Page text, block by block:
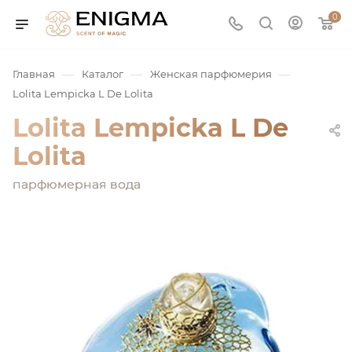
0
Главная — Каталог — Женская парфюмерия —
Lolita Lempicka L De Lolita
Lolita Lempicka L De
Lolita
парфюмерная вода